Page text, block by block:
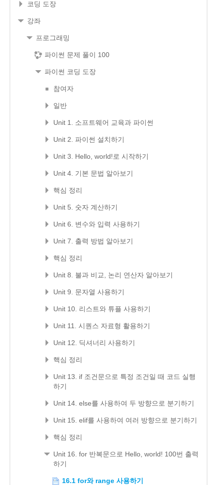
코딩 도장
강좌
프로그래밍
파이썬 문제 풀이 100
파이썬 코딩 도장
참여자
일반
Unit 1. 소프트웨어 교육과 파이썬
Unit 2. 파이썬 설치하기
Unit 3. Hello, world!로 시작하기
Unit 4. 기본 문법 알아보기
핵심 정리
Unit 5. 숫자 계산하기
Unit 6. 변수와 입력 사용하기
Unit 7. 출력 방법 알아보기
핵심 정리
Unit 8. 불과 비교, 논리 연산자 알아보기
Unit 9. 문자열 사용하기
Unit 10. 리스트와 튜플 사용하기
Unit 11. 시퀀스 자료형 활용하기
Unit 12. 딕셔너리 사용하기
핵심 정리
Unit 13. if 조건문으로 특정 조건일 때 코드 실행
하기
Unit 14. else를 사용하여 두 방향으로 분기하기
Unit 15. elif를 사용하여 여러 방향으로 분기하기
핵심 정리
Unit 16. for 반복문으로 Hello, world! 100번 출력
하기
16.1 for와 range 사용하기